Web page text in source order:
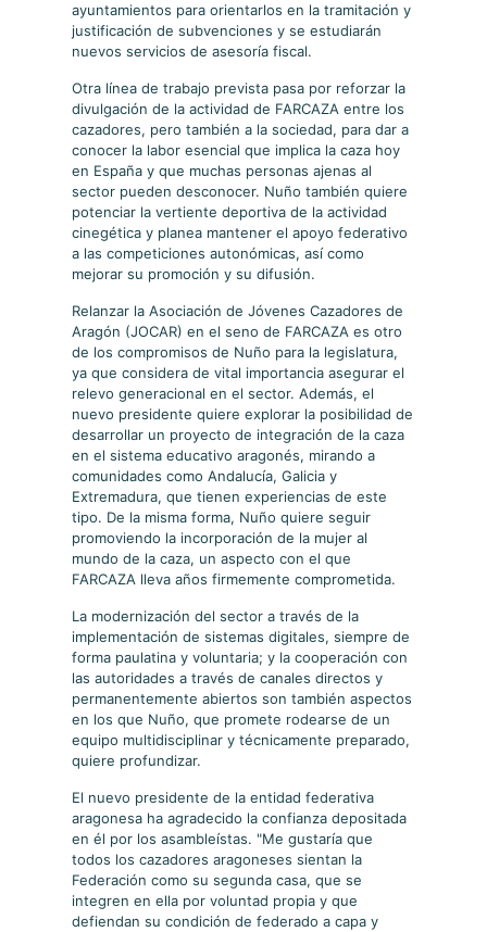
ayuntamientos para orientarlos en la tramitación y
justificación de subvenciones y se estudiarán
nuevos servicios de asesoría fiscal.
Otra línea de trabajo prevista pasa por reforzar la
divulgación de la actividad de FARCAZA entre los
cazadores, pero también a la sociedad, para dar a
conocer la labor esencial que implica la caza hoy
en España y que muchas personas ajenas al
sector pueden desconocer. Nuño también quiere
potenciar la vertiente deportiva de la actividad
cinegética y planea mantener el apoyo federativo
a las competiciones autonómicas, así como
mejorar su promoción y su difusión.
Relanzar la Asociación de Jóvenes Cazadores de
Aragón (JOCAR) en el seno de FARCAZA es otro
de los compromisos de Nuño para la legislatura,
ya que considera de vital importancia asegurar el
relevo generacional en el sector. Además, el
nuevo presidente quiere explorar la posibilidad de
desarrollar un proyecto de integración de la caza
en el sistema educativo aragonés, mirando a
comunidades como Andalucía, Galicia y
Extremadura, que tienen experiencias de este
tipo. De la misma forma, Nuño quiere seguir
promoviendo la incorporación de la mujer al
mundo de la caza, un aspecto con el que
FARCAZA lleva años firmemente comprometida.
La modernización del sector a través de la
implementación de sistemas digitales, siempre de
forma paulatina y voluntaria; y la cooperación con
las autoridades a través de canales directos y
permanentemente abiertos son también aspectos
en los que Nuño, que promete rodearse de un
equipo multidisciplinar y técnicamente preparado,
quiere profundizar.
El nuevo presidente de la entidad federativa
aragonesa ha agradecido la confianza depositada
en él por los asambleístas. "Me gustaría que
todos los cazadores aragoneses sientan la
Federación como su segunda casa, que se
integren en ella por voluntad propia y que
defiendan su condición de federado a capa y